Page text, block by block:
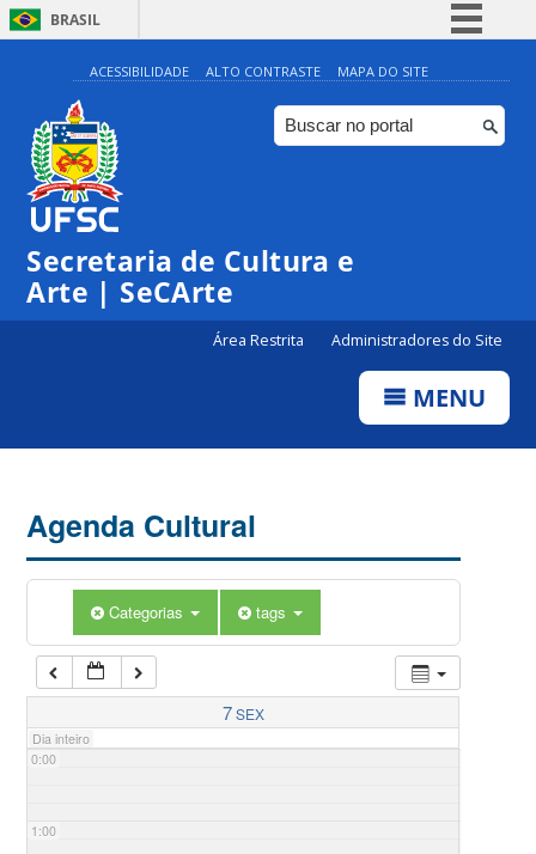
BRASIL
Simplifique!
Comunica BR
Participe
ACESSIBILIDADE ALTO CONTRASTE MAPA DO SITE
Secretaria de Cultura e
Arte | SeCArte
Área Restrita Administradores do Site
MENU
Agenda Cultural
Categorias tags
7SEX
Dia inteiro
0:00
1:00